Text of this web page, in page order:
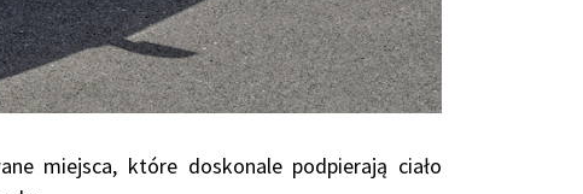
miejsca, które doskonale podpierają ciało